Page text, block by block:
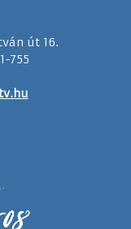
út 16.
755